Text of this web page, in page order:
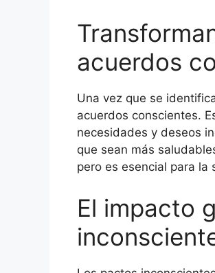
acuerdos
Una vez que se
acuerdos conscientes.
necesidades y deseos
que sean más
pero es esencial para la
El impacto